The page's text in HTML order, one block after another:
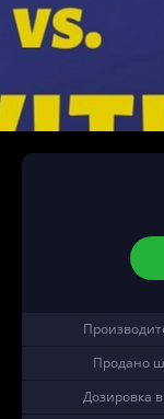
Продано
Дозировка